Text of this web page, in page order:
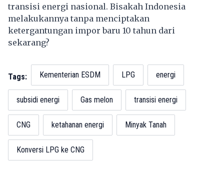
transisi energi nasional. Bisakah Indonesia
melakukannya tanpa menciptakan
ketergantungan impor baru 10 tahun dari
sekarang?
Tags: Kementerian ESDM LPG energi
subsidi energi Gas melon transisi energi
CNG ketahanan energi Minyak Tanah
Konversi LPG ke CNG